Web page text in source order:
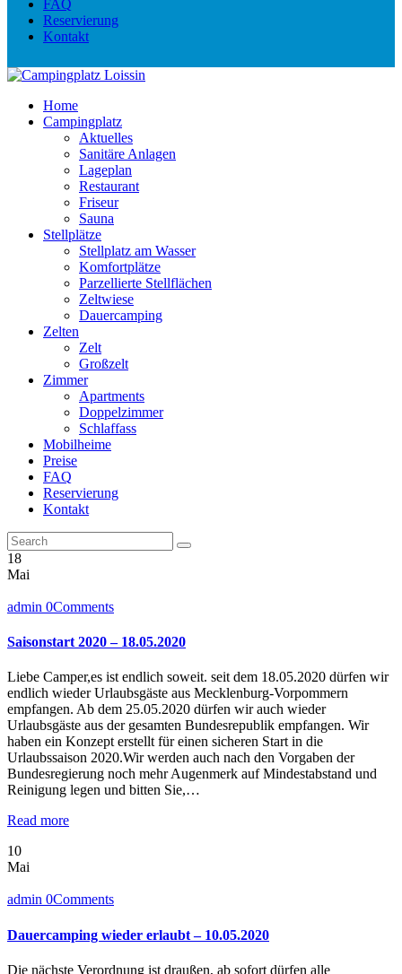
FAQ
Reservierung
Kontakt
Home
Campingplatz
Aktuelles
Sanitäre Anlagen
Lageplan
Restaurant
Friseur
Sauna
Stellplätze
Stellplatz am Wasser
Komfortplätze
Parzellierte Stellflächen
Zeltwiese
Dauercamping
Zelten
Zelt
Großzelt
Zimmer
Apartments
Doppelzimmer
Schlaffass
Mobilheime
Preise
FAQ
Reservierung
Kontakt
18
Mai
admin 0Comments
Saisonstart 2020 – 18.05.2020
Liebe Camper,es ist endlich soweit. seit dem 18.05.2020 dürfen wir
endlich wieder Urlaubsgäste aus Mecklenburg-Vorpommern
empfangen. Ab dem 25.05.2020 dürfen wir auch wieder
Urlaubsgäste aus der gesamten Bundesrepublik empfangen. Wir
haben ein Konzept erstellt für einen sicheren Start in die
Urlaubssaison 2020.Wir werden auch nach den Vorgaben der
Bundesregierung noch mehr Augenmerk auf Mindestabstand und
Reinigung legen und bitten Sie,…
Read more
10
Mai
admin 0Comments
Dauercamping wieder erlaubt – 10.05.2020
Die nächste Verordnung ist draußen, ab sofort dürfen alle